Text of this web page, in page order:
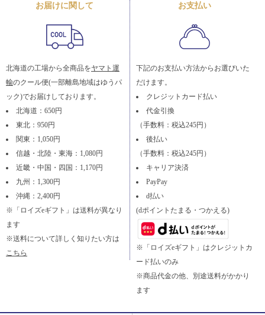
お届けに関して
北海道の工場から全商品をヤマト運
輸のクール便(一部離島地域はゆうパ
ック)でお届けしております。
北海道：650円
東北：950円
関東：1,050円
信越・北陸・東海：1,080円
近畿・中国・四国：1,170円
九州：1,300円
沖縄：2,400円
※「ロイズeギフト」は送料が異なり
ます
※送料について詳しく知りたい方は
こちら
お支払い
下記のお支払い方法からお選びいた
だけます。
クレジットカード払い
代金引換
（手数料：税込245円）
後払い
（手数料：税込245円）
キャリア決済
PayPay
d払い
(dポイントたまる・つかえる)
※「ロイズeギフト」はクレジットカ
ード払いのみ
※商品代金の他、別途送料がかかり
ます